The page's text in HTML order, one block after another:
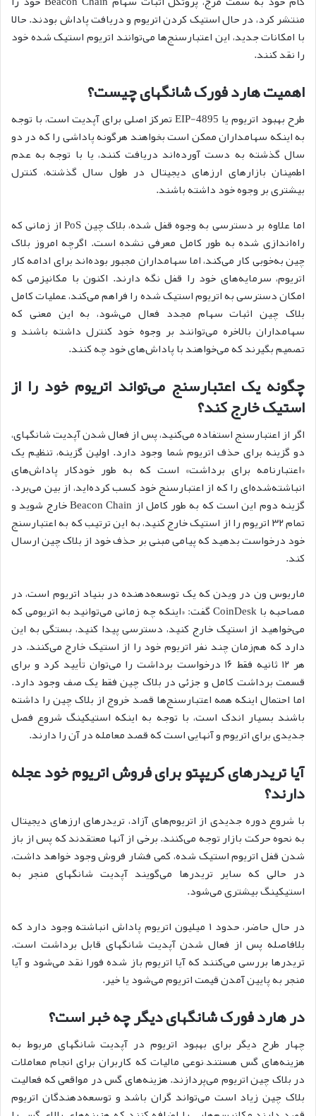
منتشر کرد، در حال استیک کردن اتریوم و دریافت پاداش بودند. حالا
با امکانات جدید، این اعتبارسنج‌ها می‌توانند اتریوم استیک شده خود
را نقد کنند.
اهمیت هارد فورک شانگهای چیست؟
طرح بهبود اتریوم یا EIP-4895 تمرکز اصلی برای آپدیت است، با توجه
به اینکه سهامداران ممکن است بخواهند هرگونه پاداشی را که در دو
سال گذشته به دست آورده‌اند دریافت کنند، یا با توجه به عدم
اطمینان بازارهای ارزهای دیجیتال در طول سال گذشته، کنترل
بیشتری بر وجوه خود داشته باشند.
اما علاوه بر دسترسی به وجوه قفل شده، بلاک چین PoS از زمانی که
راه‌اندازی شده به طور کامل معرفی نشده است. اگرچه امروز بلاک
چین به‌خوبی کار می‌کند، اما سهامداران مجبور بوده‌اند برای ادامه کار
اتریوم، سرمایه‌های خود را قفل نگه دارند. اکنون با مکانیزمی که
امکان دسترسی به اتریوم استیک شده را فراهم می‌کند، عملیات کامل
بلاک چین اثبات سهام مجدد فعال می‌شود، به این معنی که
سهامداران بالاخره می‌توانند بر وجوه خود کنترل داشته باشند و
تصمیم بگیرند که می‌خواهند با پاداش‌های خود چه کنند.
چگونه یک اعتبارسنج می‌تواند اتریوم خود را از
استیک خارج کند؟
اگر از اعتبارسنج استفاده می‌کنید، پس از فعال شدن آپدیت شانگهای،
دو گزینه برای حذف اتریوم شما وجود دارد. اولین گزینه، تنظیم یک
«اعتبارنامه برای برداشت» است که به طور خودکار پاداش‌های
انباشته‌شده‌ای را که از اعتبارسنج خود کسب کرده‌اید، از بین می‌برد.
گزینه دوم این است که به طور کامل از Beacon Chain خارج شوید و
تمام ۳۲ اتریوم را از استیک خارج کنید، به این ترتیب که به اعتبارسنج
خود درخواست بدهید که پیامی مبنی بر حذف خود از بلاک چین ارسال
کند.
ماریوس ون در ویدن که یک توسعه‌دهنده در بنیاد اتریوم است، در
مصاحبه با CoinDesk گفت: «اینکه چه زمانی می‌توانید به اتریومی که
می‌خواهید از استیک خارج کنید، دسترسی پیدا کنید، بستگی به این
دارد که هم‌زمان چند نفر اتریوم خود را از استیک خارج می‌کنند. در
هر ۱۲ ثانیه فقط ۱۶ درخواست برداشت را می‌توان تأیید کرد و برای
قسمت برداشت کامل و جزئی در بلاک چین فقط یک صف وجود دارد.
اما احتمال اینکه همه اعتبارسنج‌ها قصد خروج از بلاک چین را داشته
باشند بسیار اندک است، با توجه به اینکه استیکینگ شروع فصل
جدیدی برای اتریوم و آنهایی است که قصد معامله در آن را دارند.
آیا تریدرهای کریپتو برای فروش اتریوم خود عجله
دارند؟
با شروع دوره جدیدی از اتریوم‌های آزاد، تریدرهای ارزهای دیجیتال
به نحوه حرکت بازار توجه می‌کنند. برخی از آنها معتقدند که پس از باز
شدن قفل اتریوم استیک شده، کمی فشار فروش وجود خواهد داشت،
در حالی که سایر تریدرها می‌گویند آپدیت شانگهای منجر به
استیکینگ بیشتری می‌شود.
در حال حاضر، حدود ۱ میلیون اتریوم پاداش انباشته وجود دارد که
بلافاصله پس از فعال شدن آپدیت شانگهای قابل برداشت است.
تریدرها بررسی می‌کنند که آیا اتریوم باز شده فورا نقد می‌شود و آیا
منجر به پایین آمدن قیمت اتریوم می‌شود یا خیر.
در هارد فورک شانگهای دیگر چه خبر است؟
چهار طرح دیگر برای بهبود اتریوم در آپدیت شانگهای مربوط به
هزینه‌های گس هستند–نوعی مالیات که کاربران برای انجام معاملات
در بلاک چین اتریوم می‌پردازند. هزینه‌های گس در مواقعی که فعالیت
بلاک چین زیاد است می‌تواند گران باشد و توسعه‌دهندگان اتریوم